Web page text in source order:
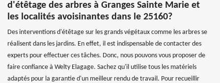
d'étêtage des arbres à Granges Sainte Marie et
les localités avoisinantes dans le 25160?
Des interventions d'étêtage sur les grands végétaux comme les arbres se
réalisent dans les jardins. En effet, il est indispensable de contacter des
experts pour effectuer ces tâches. Donc, nous pouvons vous proposer de
faire confiance à Welty Elagage. Sachez qu'il utilise tous les matériels
adaptés pour la garantie d'un meilleur rendu de travail. Pour recueillir